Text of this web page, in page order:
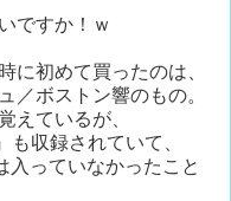
ですか！ｗ
に初めて買ったのは、
／ボストン響のもの。
えているが、
収録されていて、
入っていなかったこと